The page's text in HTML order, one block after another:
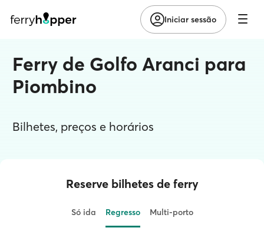
Iniciar sessão
Ferry de Golfo Aranci para
Piombino
Bilhetes, preços e horários
Reserve bilhetes de ferry
Só ida Regresso Multi-porto